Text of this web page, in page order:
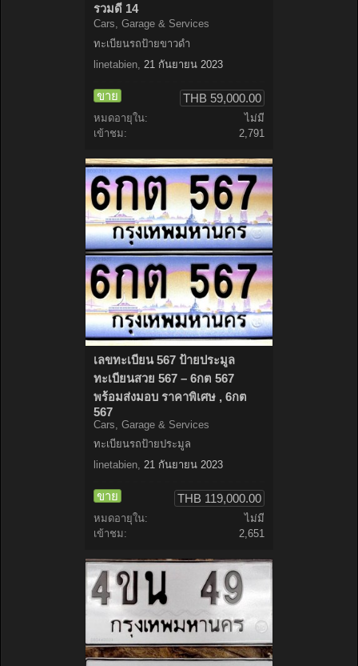
รวมดี 14
Cars, Garage & Services
ทะเบียนรถป้ายขาวดำ
linetabien 21 กันยายน 2023
ขาย THB 59,000.00
หมดอายุใน:
ไม่มี
เข้าชม:
2,791
เลขทะเบียน 567 ป้ายประมูล
ทะเบียนสวย 567 – 6กต 567
พร้อมส่งมอบ ราคาพิเศษ , 6กต
567
Cars, Garage & Services
ทะเบียนรถป้ายประมูล
linetabien, 21 กันยายน 2023
ขาย THB 119,000.00
หมดอายุใน:
ไม่มี
เข้าชม:
2,651